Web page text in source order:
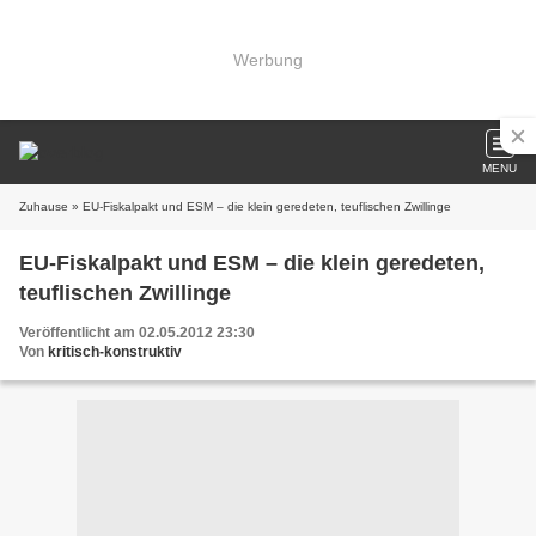
Werbung
MENU
Zuhause » EU-Fiskalpakt und ESM – die klein geredeten, teuflischen Zwillinge
EU-Fiskalpakt und ESM – die klein geredeten,
teuflischen Zwillinge
Veröffentlicht am 02.05.2012 23:30
Von kritisch-konstruktiv